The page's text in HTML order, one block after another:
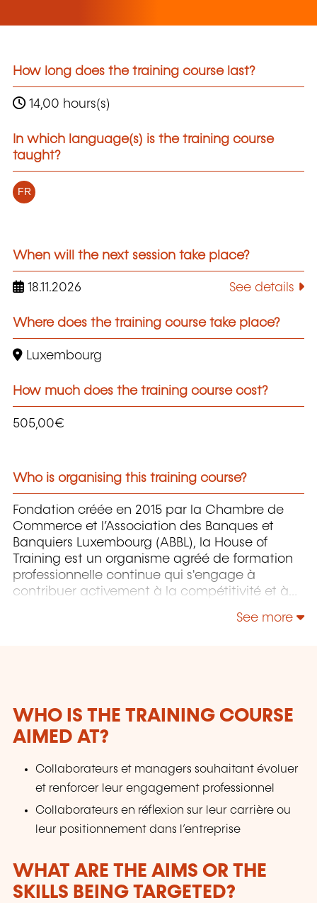
How long does the training course last?
14,00 hours(s)
In which language(s) is the training course
taught?
FR
When will the next session take place?
18.11.2026 See details
Where does the training course take place?
Luxembourg
How much does the training course cost?
505,00€
Who is organising this training course?
Fondation créée en 2015 par la Chambre de
Commerce et l’Association des Banques et
Banquiers Luxembourg (ABBL), la House of
Training est un organisme agréé de formation
professionnelle continue qui s'engage à
contribuer activement à la compétitivité et à
les compétences de ceux qui font vivre son
See more
WHO IS THE TRAINING COURSE
AIMED AT?
Collaborateurs et managers souhaitant évoluer
et renforcer leur engagement professionnel
Collaborateurs en réflexion sur leur carrière ou
leur positionnement dans l’entreprise
WHAT ARE THE AIMS OR THE
SKILLS BEING TARGETED?